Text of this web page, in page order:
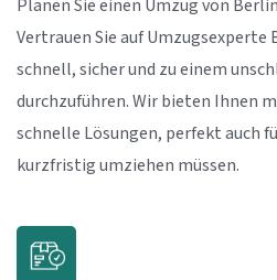
Planen Sie einen Umzug von
Vertrauen Sie auf Umzugsexperte
schnell, sicher und zu einem
durchzuführen. Wir bieten Ihnen
schnelle Lösungen, perfekt auch
kurzfristig umziehen müssen.